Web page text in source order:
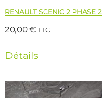
RENAULT SCENIC 2 PHASE 2
20,00€ TTC
Détails